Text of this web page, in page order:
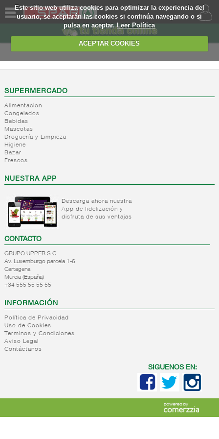
Este sitio web utiliza cookies para optimizar la experiencia del
usuario, se aceptarán las cookies si continúa navegando o si
pulsa en aceptar.Leer Política
ACEPTAR COOKIES
SOMOS
WEB
EJEMPLO
SUPERMERCADO
Alimentacion
Congelados
Bebidas
Mascotas
Droguería y Limpieza
Higiene
Bazar
Frescos
NUESTRA APP
Descarga ahora nuestra
App de fidelización y
disfruta de sus ventajas
CONTACTO
GRUPO UPPER S.C.
Av. Luxemburgo parcela 1-6
Cartagena
Murcia (España)
+34 555 55 55 55
INFORMACIÓN
Política de Privacidad
Uso de Cookies
Terminos y Condiciones
Aviso Legal
Contáctanos
SIGUENOS EN: